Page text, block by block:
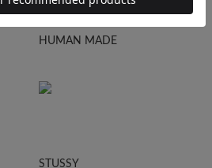
HUMAN MADE
STUSSY